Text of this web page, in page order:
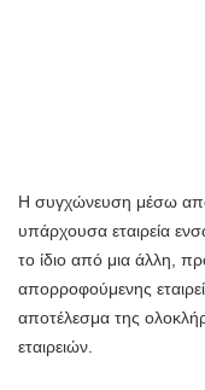
Η συγχώνευση μέσω
υπάρχουσα εταιρεία
το ίδιο από μια άλλη,
απορροφούμενης
αποτέλεσμα της
εταιρειών.